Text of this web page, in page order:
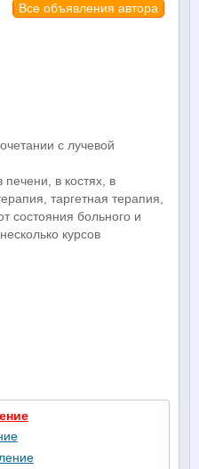
Все объявления автора
с лучевой
в костях, в
таргетная терапия,
состояния больного и
курсов